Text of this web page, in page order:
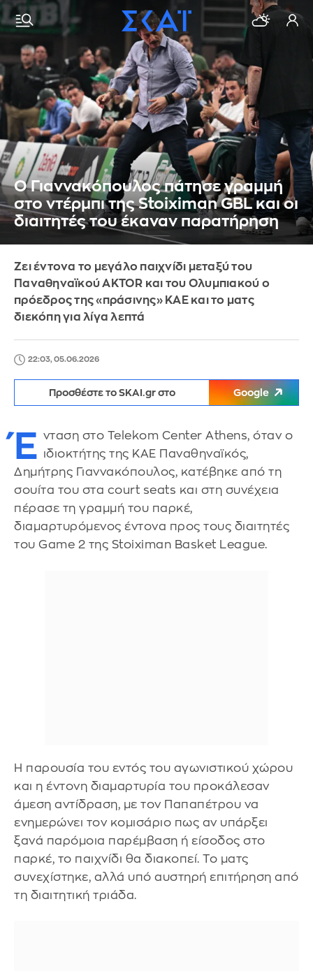
Ο Γιαννακόπουλος πάτησε γραμμή
στο ντέρμπι της Stoiximan GBL και οι
διαιτητές του έκαναν παρατήρηση
Ζει έντονα το μεγάλο παιχνίδι μεταξύ του
Παναθηναϊκού AKTOR και του Ολυμπιακού ο
πρόεδρος της «πράσινης» ΚΑΕ και το ματς
διεκόπη για λίγα λεπτά
22:03, 05.06.2026
Προσθέστε το SKAI.gr στο Google
Έ νταση στο Telekom Center Athens, όταν ο
ιδιοκτήτης της ΚΑΕ Παναθηναϊκός,
Δημήτρης Γιαννακόπουλος, κατέβηκε από τη
σουίτα του στα court seats και στη συνέχεια
πέρασε τη γραμμή του παρκέ,
διαμαρτυρόμενος έντονα προς τους διαιτητές
του Game 2 της Stoiximan Basket League.
Η παρουσία του εντός του αγωνιστικού χώρου
και η έντονη διαμαρτυρία του προκάλεσαν
άμεση αντίδραση, με τον Παπαπέτρου να
ενημερώνει τον κομισάριο πως αν υπάρξει
ξανά παρόμοια παρέμβαση ή είσοδος στο
παρκέ, το παιχνίδι θα διακοπεί. Το ματς
συνεχίστηκε, αλλά υπό αυστηρή επιτήρηση από
τη διαιτητική τριάδα.